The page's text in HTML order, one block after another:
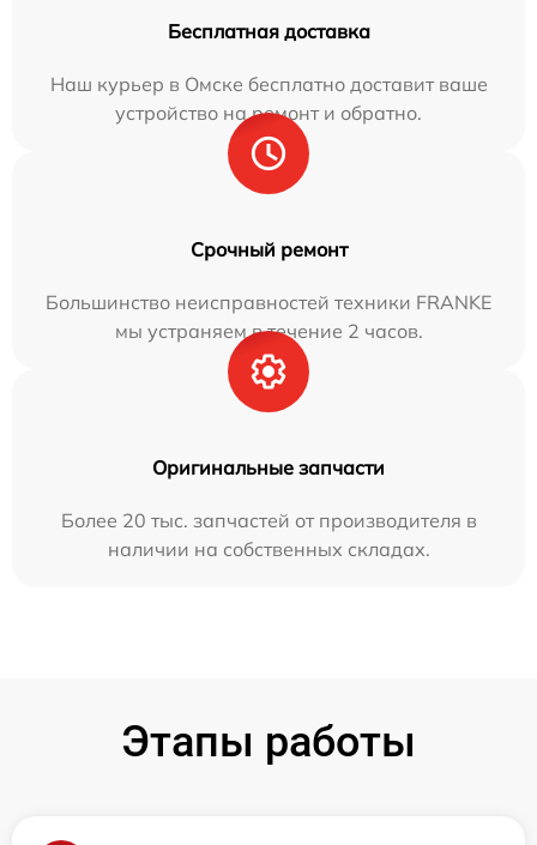
Бесплатная доставка
Наш курьер в Омске бесплатно доставит ваше
устройство на ремонт и обратно.
Срочный ремонт
Большинство неисправностей техники FRANKE
мы устраняем в течение 2 часов.
Оригинальные запчасти
Более 20 тыс. запчастей от производителя в
наличии на собственных складах.
Этапы работы